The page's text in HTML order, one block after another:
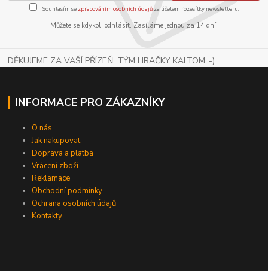
Souhlasím se zpracováním osobních údajůza účelem rozesílky newsletteru.
Můžete se kdykoli odhlásit. Zasíláme jednou za 14 dní.
DĚKUJEME ZA VAŠÍ PŘÍZEŇ, TÝM HRAČKY KALTOM .-)
INFORMACE PRO ZÁKAZNÍKY
O nás
Jak nakupovat
Doprava a platba
Vrácení zboží
Reklamace
Obchodní podmínky
Ochrana osobních údajů
Kontakty